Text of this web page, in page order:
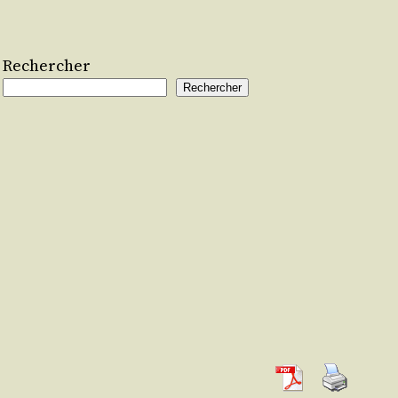
Rechercher
Rechercher